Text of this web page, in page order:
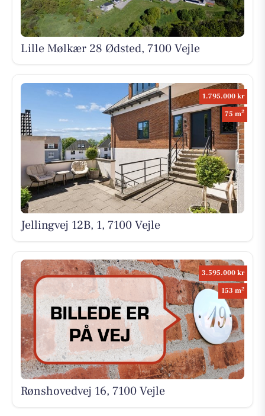
Lille Mølkær 28 Ødsted, 7100 Vejle
1.795.000 kr
75 m2
Jellingvej 12B, 1, 7100 Vejle
3.595.000 kr
153 m2
Rønshovedvej 16, 7100 Vejle